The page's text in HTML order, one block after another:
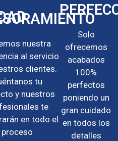
nuestra
al servicio
clientes.
tu
y nuestros
te
en todo el
proceso
Solo
ofrecemos
acabados
100%
perfectos
poniendo un
gran cuidado
en todos los
detalles